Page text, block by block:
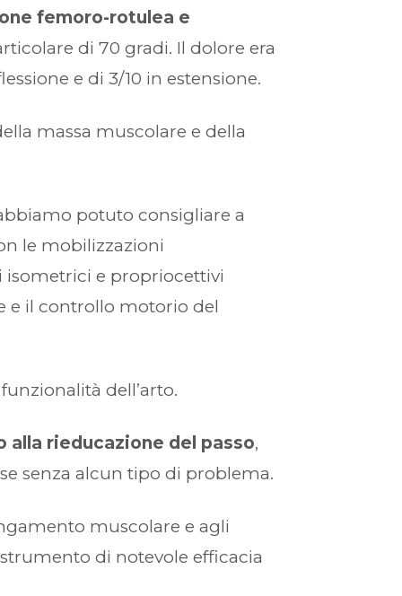
femoro-rotulea e
di 70 gradi. Il dolore era
e di 3/10 in estensione.
massa muscolare e della
potuto consigliare a
le mobilizzazioni
e propriocettivi
e il controllo motorio del
dell’arto.
rieducazione del passo,
senza alcun tipo di problema.
muscolare e agli
di notevole efficacia